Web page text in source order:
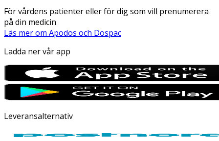
För vårdens patienter eller för dig som vill prenumerera
på din medicin
Läs mer om Apodos och Dospac
Ladda ner vår app
Leveransalternativ